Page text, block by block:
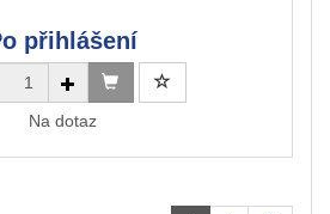
přihlášení
Na dotaz